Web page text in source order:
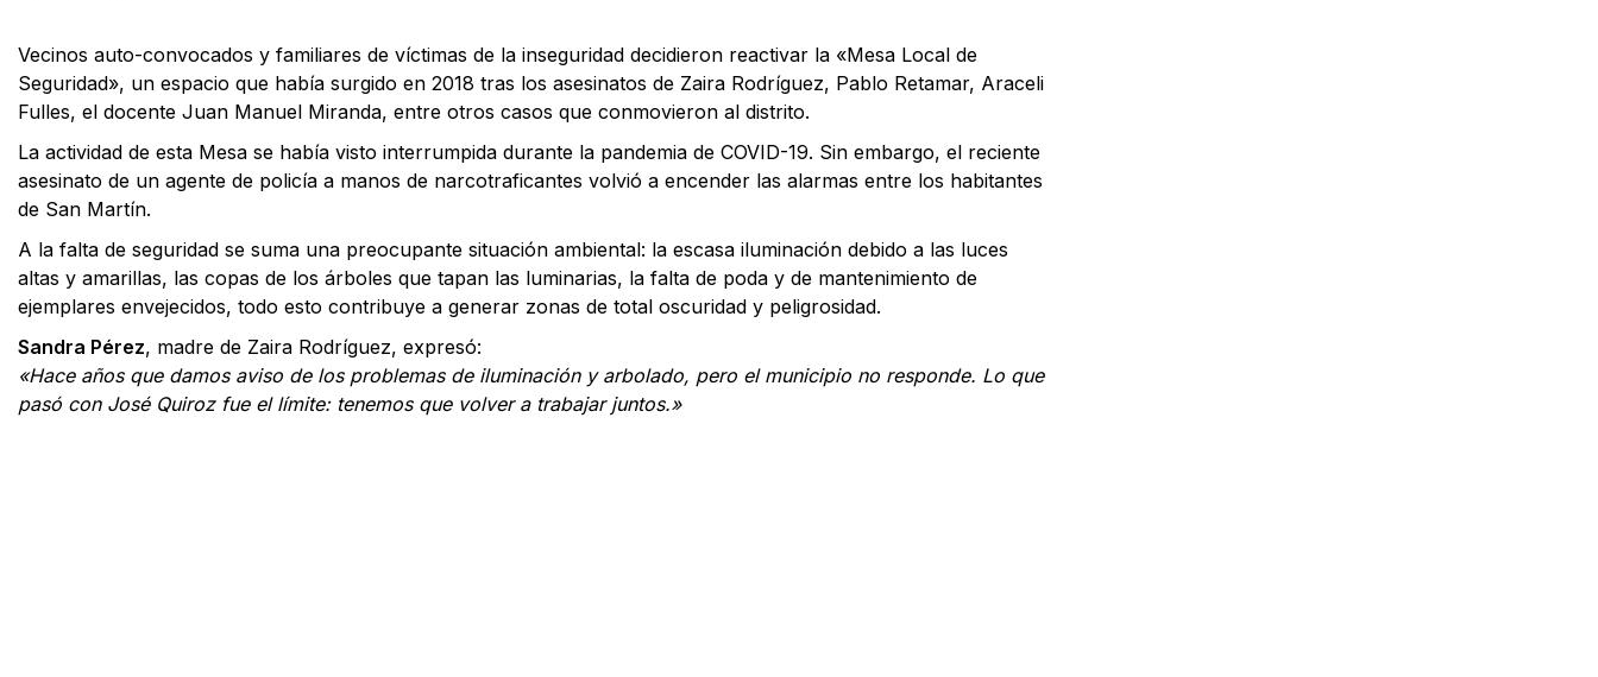
Vecinos auto-convocados y familiares de víctimas de la inseguridad decidieron reactivar la «Mesa Local de
Seguridad», un espacio que había surgido en 2018 tras los asesinatos de Zaira Rodríguez, Pablo Retamar, Araceli
Fulles, el docente Juan Manuel Miranda, entre otros casos que conmovieron al distrito.
La actividad de esta Mesa se había visto interrumpida durante la pandemia de COVID-19. Sin embargo, el reciente
asesinato de un agente de policía a manos de narcotraficantes volvió a encender las alarmas entre los habitantes
de San Martín.
A la falta de seguridad se suma una preocupante situación ambiental: la escasa iluminación debido a las luces
altas y amarillas, las copas de los árboles que tapan las luminarias, la falta de poda y de mantenimiento de
ejemplares envejecidos, todo esto contribuye a generar zonas de total oscuridad y peligrosidad.
Sandra Pérez, madre de Zaira Rodríguez, expresó:
«Hace años que damos aviso de los problemas de iluminación y arbolado, pero el municipio no responde. Lo que
pasó con José Quiroz fue el límite: tenemos que volver a trabajar juntos.»